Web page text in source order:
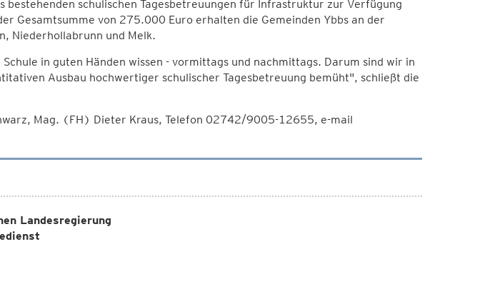
bestehenden schulischen Tagesbetreuungen für Infrastruktur zur Verfügung
Gesamtsumme von 275.000 Euro erhalten die Gemeinden Ybbs an der
Niederhollabrunn und Melk.
in guten Händen wissen - vormittags und nachmittags. Darum sind wir in
Ausbau hochwertiger schulischer Tagesbetreuung bemüht", schließt die
Mag. (FH) Dieter Kraus, Telefon 02742/9005-12655, e-mail
Landesregierung